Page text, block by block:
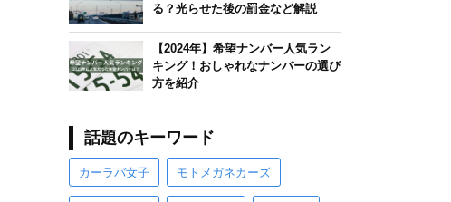
る？光らせた後の罰金など解説
【2024年】希望ナンバー人気ラン
キング！おしゃれなナンバーの選び
方を紹介
話題のキーワード
カーラバ女子 モトメガネカーズ